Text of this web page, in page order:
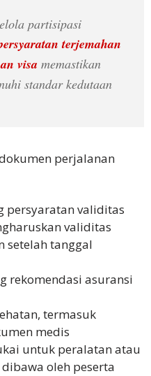
partisipasi
terjemahan
visa memastikan
standar kedutaan
perjalanan
persyaratan validitas
validitas
setelah tanggal
rekomendasi asuransi
termasuk
medis
untuk peralatan atau
oleh peserta